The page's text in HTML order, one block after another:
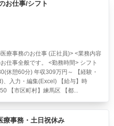
お仕事/シフト
療事務のお仕事 (正社員)> <業務内容
仕事全般です。 <勤務時間> シフト
休憩60分) 年収309万円～ 【経験・
、入力・編集(Excel) 【給与】時
【市区町村】練馬区 【都...
療事務・土日祝休み